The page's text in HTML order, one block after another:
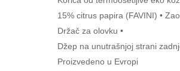
15% citrus papira (FAVINI) •
Držač za olovku •
Džep na unutrašnjoj strani
Proizvedeno u Evropi